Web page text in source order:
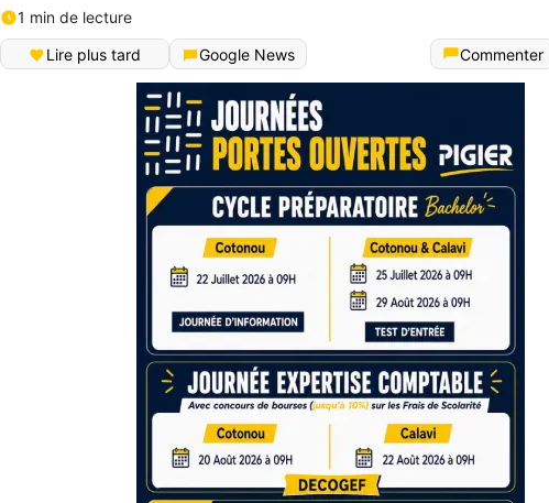
1 min de lecture
Lire plus tard
Google News Commenter